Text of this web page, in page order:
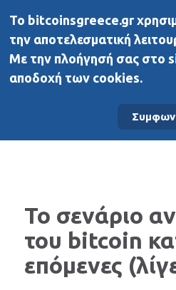
Νέα
Το σενάριο
του bitcoin
επόμενες
To bitcoinsgreece.gr
την αποτελεσματική
Με την πλοήγησή σας στο
αποδοχή των cookies.